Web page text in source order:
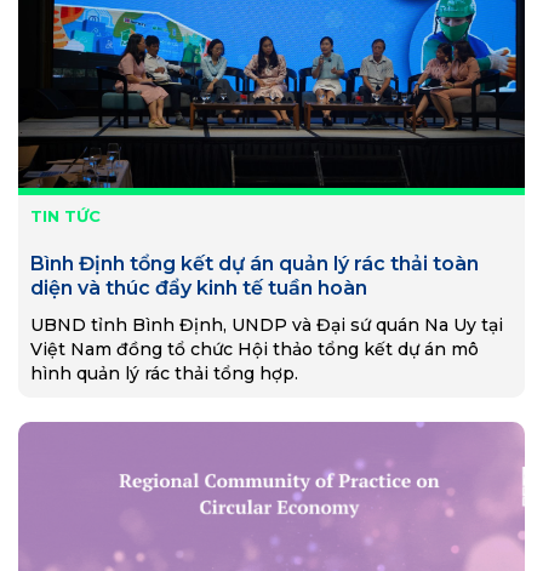
TIN TỨC
Bình Định tổng kết dự án quản lý rác thải toàn
diện và thúc đẩy kinh tế tuần hoàn
UBND tỉnh Bình Định, UNDP và Đại sứ quán Na Uy tại
Việt Nam đồng tổ chức Hội thảo tổng kết dự án mô
hình quản lý rác thải tổng hợp.